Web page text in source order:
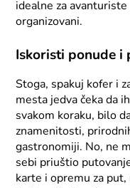
idealne za
organizovani.
Iskoristi ponude i
Stoga, spakuj kofer i
mesta jedva čeka da
svakom koraku, bilo
znamenitosti,
gastronomiji. No, ne
sebi priuštio
karte i opremu za